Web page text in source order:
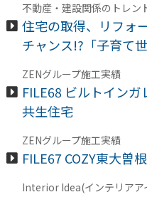
不動産・建設関係のトレン
住宅の取得、リフォ
チャンス!?「子育て
ZENグループ施工実績
FILE68 ビルトイン
共生住宅
ZENグループ施工実績
FILE67 COZY東大曽根
Interior Idea(インテリアア